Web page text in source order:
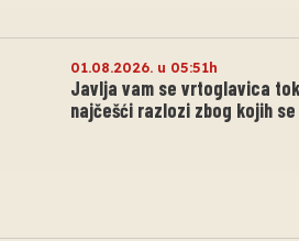
01.08.2026. u 05:51h
Javlja vam se vrtoglavica
najčešći razlozi zbog kojih